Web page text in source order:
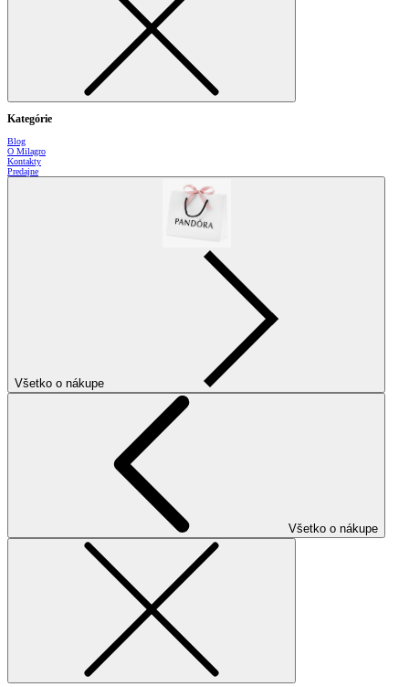
Kategórie
Blog
O Milagro
Kontakty
Predajne
Všetko o nákupe
Všetko o nákupe